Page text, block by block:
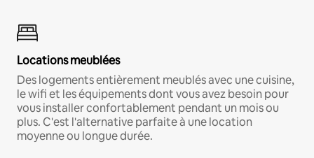
Locations meublées
Des logements entièrement meublés avec une cuisine,
le wifi et les équipements dont vous avez besoin pour
vous installer confortablement pendant un mois ou
plus. C'est l'alternative parfaite à une location
moyenne ou longue durée.